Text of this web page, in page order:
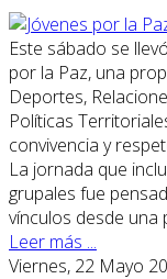
Este sábado se
por la Paz, una
Deportes,
Políticas
convivencia y
La jornada que
grupales fue
vínculos desde una
Leer más ...
Viernes, 22 Mayo